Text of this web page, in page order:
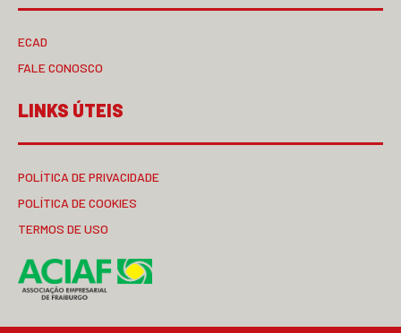
ECAD
FALE CONOSCO
LINKS ÚTEIS
POLÍTICA DE PRIVACIDADE
POLÍTICA DE COOKIES
TERMOS DE USO